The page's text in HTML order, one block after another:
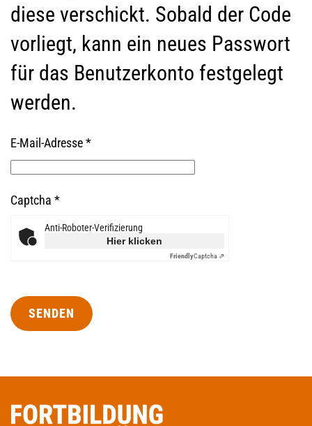
diese verschickt. Sobald der Code
vorliegt, kann ein neues Passwort
für das Benutzerkonto festgelegt
werden.
E-Mail-Adresse*
Captcha *
Anti-Roboter-Verifizierung
Hier klicken
FriendlyCaptcha ⇗
SENDEN